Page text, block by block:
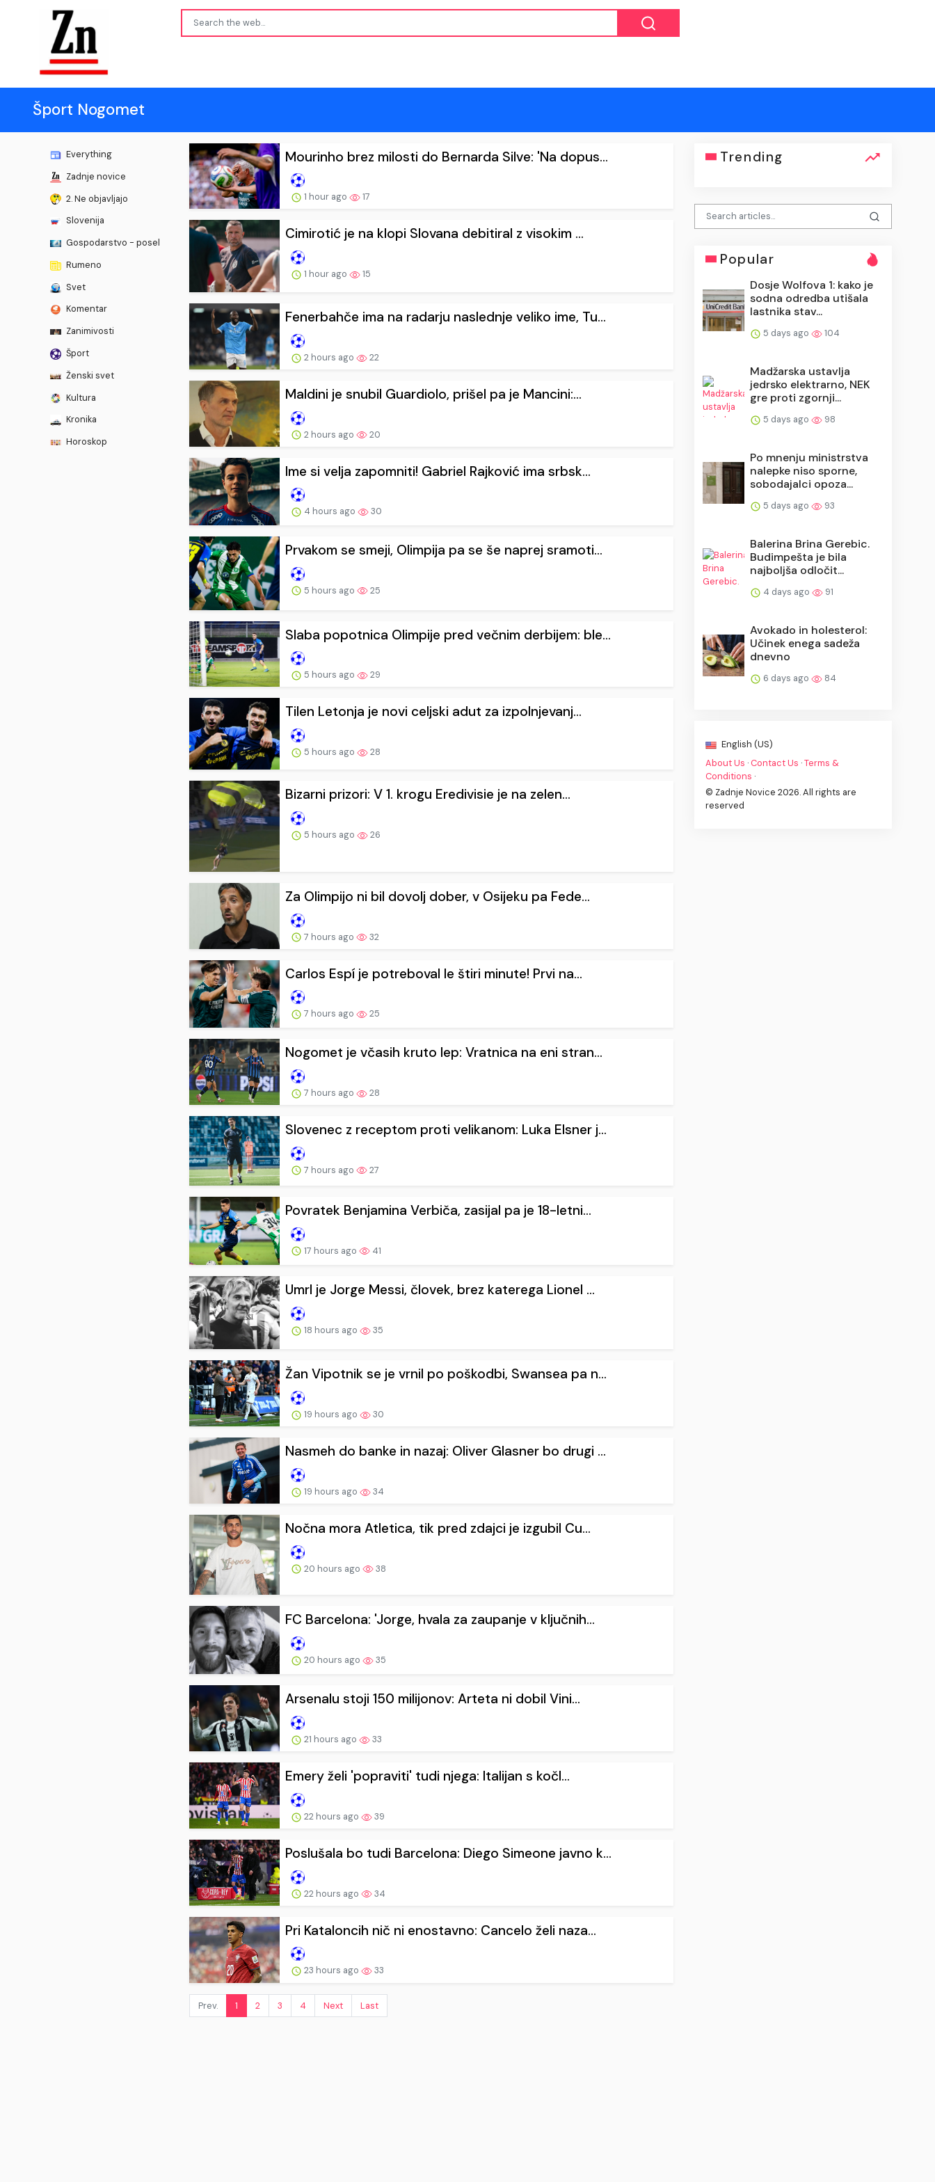
Šport Nogomet
Everything
Zadnje novice
2. Ne objavljajo
Slovenija
Gospodarstvo - posel
Rumeno
Svet
Komentar
Zanimivosti
Šport
Ženski svet
Kultura
Kronika
Horoskop
Mourinho brez milosti do Bernarda Silve: 'Na dopus...
1 hour ago 17
Cimirotić je na klopi Slovana debitiral z visokim ...
1 hour ago 15
Fenerbahče ima na radarju naslednje veliko ime, Tu...
2 hours ago 22
Maldini je snubil Guardiolo, prišel pa je Mancini:...
2 hours ago 20
Ime si velja zapomniti! Gabriel Rajković ima srbsk...
4 hours ago 30
Prvakom se smeji, Olimpija pa se še naprej sramoti...
5 hours ago 25
Slaba popotnica Olimpije pred večnim derbijem: ble...
5 hours ago 29
Tilen Letonja je novi celjski adut za izpolnjevanj...
5 hours ago 28
Bizarni prizori: V 1. krogu Eredivisie je na zelen...
5 hours ago 26
Za Olimpijo ni bil dovolj dober, v Osijeku pa Fede...
7 hours ago 32
Carlos Espí je potreboval le štiri minute! Prvi na...
7 hours ago 25
Nogomet je včasih kruto lep: Vratnica na eni stran...
7 hours ago 28
Slovenec z receptom proti velikanom: Luka Elsner j...
7 hours ago 27
Povratek Benjamina Verbiča, zasijal pa je 18-letni...
17 hours ago 41
Umrl je Jorge Messi, človek, brez katerega Lionel ...
18 hours ago 35
Žan Vipotnik se je vrnil po poškodbi, Swansea pa n...
19 hours ago 30
Nasmeh do banke in nazaj: Oliver Glasner bo drugi ...
19 hours ago 34
Nočna mora Atletica, tik pred zdajci je izgubil Cu...
20 hours ago 38
FC Barcelona: 'Jorge, hvala za zaupanje v ključnih...
20 hours ago 35
Arsenalu stoji 150 milijonov: Arteta ni dobil Vini...
21 hours ago 33
Emery želi 'popraviti' tudi njega: Italijan s kočl...
22 hours ago 39
Poslušala bo tudi Barcelona: Diego Simeone javno k...
22 hours ago 34
Pri Kataloncih nič ni enostavno: Cancelo želi naza...
23 hours ago 33
Prev. 1 2 3 4 Next Last
Trending
Popular
Dosje Wolfova 1: kako je
sodna odredba utišala
lastnika stav...
5 days ago 104
Madžarska ustavlja
jedrsko elektrarno, NEK
gre proti zgornji...
5 days ago 98
Po mnenju ministrstva
nalepke niso sporne,
sobodajalci opoza...
5 days ago 93
Balerina Brina Gerebic.
Budimpešta je bila
najboljša odločit...
4 days ago 91
Avokado in holesterol:
Učinek enega sadeža
dnevno
6 days ago 84
English (US)
About Us · Contact Us ·Terms &
Conditions ·
© Zadnje Novice 2026. All rights are
reserved